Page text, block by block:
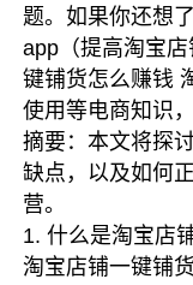
题。如果你还想
app（提高淘宝
键铺货怎么赚钱
使用等电商知识
摘要：本文将探
缺点，以及如何
营。
1. 什么是淘宝店
淘宝店铺一键铺